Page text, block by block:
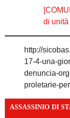
di
http://
17-4-una-
denuncia-
proletarie-
ASSASSINIO DI